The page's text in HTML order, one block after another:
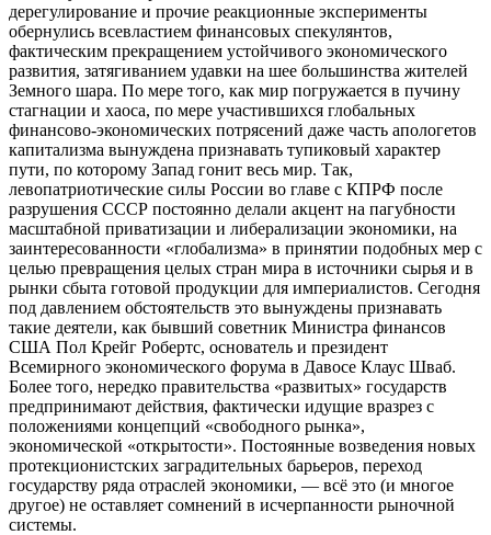
дерегулирование и прочие реакционные эксперименты
обернулись всевластием финансовых спекулянтов,
фактическим прекращением устойчивого экономического
развития, затягиванием удавки на шее большинства жителей
Земного шара. По мере того, как мир погружается в пучину
стагнации и хаоса, по мере участившихся глобальных
финансово-экономических потрясений даже часть апологетов
капитализма вынуждена признавать тупиковый характер
пути, по которому Запад гонит весь мир. Так,
левопатриотические силы России во главе с КПРФ после
разрушения СССР постоянно делали акцент на пагубности
масштабной приватизации и либерализации экономики, на
заинтересованности «глобализма» в принятии подобных мер с
целью превращения целых стран мира в источники сырья и в
рынки сбыта готовой продукции для империалистов. Сегодня
под давлением обстоятельств это вынуждены признавать
такие деятели, как бывший советник Министра финансов
США Пол Крейг Робертс, основатель и президент
Всемирного экономического форума в Давосе Клаус Шваб.
Более того, нередко правительства «развитых» государств
предпринимают действия, фактически идущие вразрез с
положениями концепций «свободного рынка»,
экономической «открытости». Постоянные возведения новых
протекционистских заградительных барьеров, переход
государству ряда отраслей экономики, — всё это (и многое
другое) не оставляет сомнений в исчерпанности рыночной
системы.